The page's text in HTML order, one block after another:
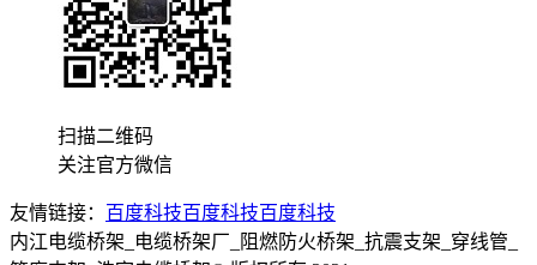
扫描二维码
关注官方微信
友情链接： 百度科技百度科技百度科技
内江电缆桥架_电缆桥架厂_阻燃防火桥架_抗震支架_穿线管_